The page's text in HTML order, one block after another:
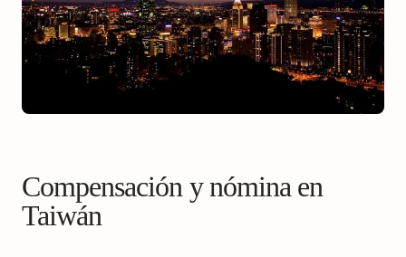
Compensación y nómina en
Taiwán